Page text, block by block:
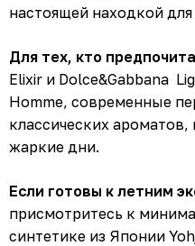
настоящей находкой для
Для тех, кто
Elixir и Dolce&Gabbana
Homme, современные
классических
жаркие дни.
Если готовы к летним
присмотритесь к
синтетике из Японии